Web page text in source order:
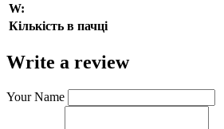
W:
Кількість в пачці
Write a review
Your Name